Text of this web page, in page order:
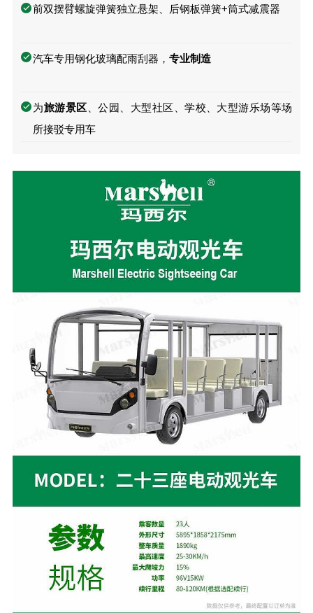
前双摆臂螺旋弹簧独立悬架、后钢板弹簧+筒式减震器
汽车专用钢化玻璃配雨刮器，专业制造
为旅游景区 、公园、⼤型社区、学校、⼤型游乐场等场
所接驳专用车